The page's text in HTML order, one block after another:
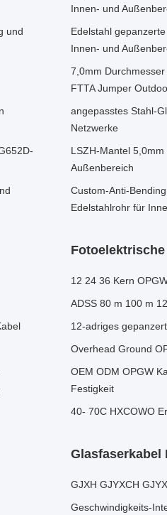
und
Innen- und
Edelstahl
Innen- und
7,0mm
FTTA Jumper
angepasstes Stahl-
Netzwerke
LSZH-Mantel
Außenbereich
Custom-Anti-
Edelstahlrohr für
Fotoelektrische
12 24 36 Kern
ADSS 80 m 100 m
12-adriges
Overhead Ground
OEM ODM OPGW
Festigkeit
40- 70C HXCOWO
Glasfaserkabel
GJXH GJYXCH
Geschwindigkeits-